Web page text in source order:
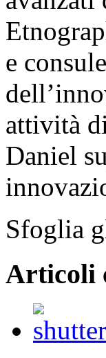
e
attività
Daniel
Sfoglia
Articoli